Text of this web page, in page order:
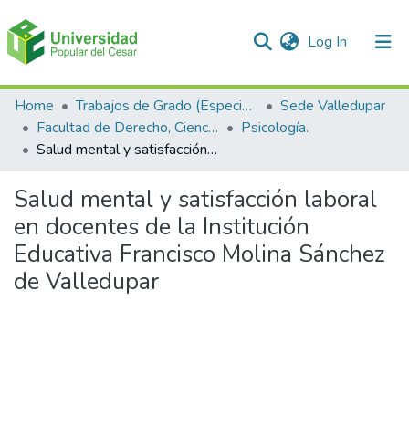
Log In (current)
Communities & Collections
All of DSpace
Home Trabajos de Grado (Especializaciones y Pregrados)
Sede Valledupar
Facultad de Derecho, Ciencias Políticas y Sociales.
Psicología.
Salud mental y satisfacción laboral en docentes de la Institución Educativa Francisco Molina Sánchez de Valledupar
Salud mental y satisfacción laboral
en docentes de la Institución
Educativa Francisco Molina Sánchez
de Valledupar